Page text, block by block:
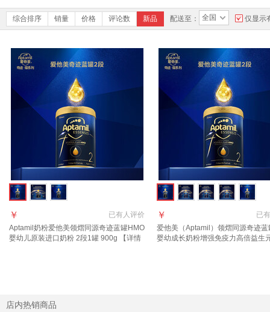
综合排序 销量 价格 评论数 新品 配送至： 全国 仅显示
已有人评价
￥
Aptamil奶粉爱他美领熠同源奇迹蓝罐HMO
婴幼儿原装进口奶粉 2段1罐 900g 【详情
已有
￥
爱他美（Aptamil）领熠同源奇迹蓝
婴幼成长奶粉增强免疫力高倍益生
店内热销商品